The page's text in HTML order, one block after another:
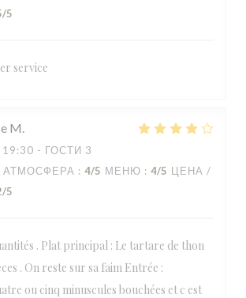
/5
service
M
19:30 - ГОСТИ 3
АТМОСФЕРА : 4/5 МЕНЮ : 4/5 ЦЕНА /
/5
. Plat principal : Le tartare de thon
. On reste sur sa faim Entrée :
ou cinq minuscules bouchées et c est